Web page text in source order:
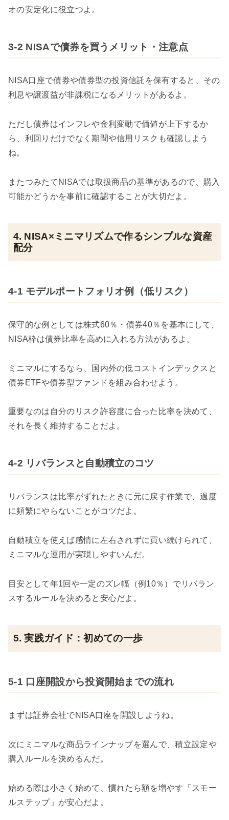
オの安定化に役立つよ。
3-2 NISAで債券を買うメリット・注意点
NISA口座で債券や債券型の投資信託を保有すると、その
利息や譲渡益が非課税になるメリットがあるよ。
ただし債券はインフレや金利変動で価値が上下するか
ら、利回りだけでなく期間や信用リスクも確認しよう
ね。
またつみたてNISAでは取扱商品の基準があるので、購入
可能かどうかを事前に確認することが大切だよ。
4. NISA×ミニマリズムで作るシンプルな資産
配分
4-1 モデルポートフォリオ例（低リスク）
保守的な例としては株式60％・債券40％を基本にして、
NISA枠は債券比率を高めに入れる方法があるよ。
ミニマルにするなら、国内外の低コストインデックスと
債券ETFや債券型ファンドを組み合わせよう。
重要なのは自分のリスク許容度に合った比率を決めて、
それを長く維持することだよ。
4-2 リバランスと自動積立のコツ
リバランスは比率がずれたときに元に戻す作業で、過度
に頻繁にやらないことがコツだよ。
自動積立を使えば感情に左右されずに買い続けられて、
ミニマルな運用が実現しやすいんだ。
目安として年1回や一定のズレ幅（例10％）でリバラン
スするルールを決めると安心だよ。
5. 実践ガイド：初めての一歩
5-1 口座開設から投資開始までの流れ
まずは証券会社でNISA口座を開設しようね。
次にミニマルな商品ラインナップを選んで、積立設定や
購入ルールを決めるんだ。
始める際は小さく始めて、慣れたら額を増やす「スモー
ルステップ」が安心だよ。